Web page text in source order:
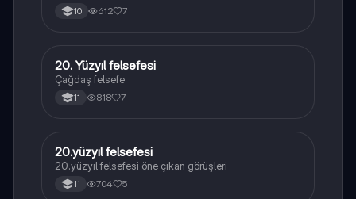
10 612 7
Felsefe
20. Yüzyıl felsefesi
Çağdaş felsefe
11 818 7
Felsefe
20.yüzyıl felsefesi
20.yüzyıl felsefesi öne çıkan görüşleri
11 704 5